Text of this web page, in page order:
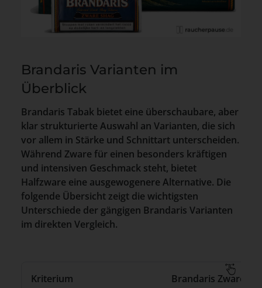
Brandaris Varianten im
Überblick
Brandaris Tabak bietet eine überschaubare, aber
klar strukturierte Auswahl an Varianten, die sich
vor allem in Stärke und Schnittart unterscheiden.
Während Zware für einen besonders kräftigen
und intensiven Geschmack steht, bietet
Halfzware eine ausgewogenere Alternative. Die
folgende Übersicht zeigt die wichtigsten
Unterschiede der gängigen Brandaris Varianten
im direkten Vergleich.
Kriterium Brandaris Zware